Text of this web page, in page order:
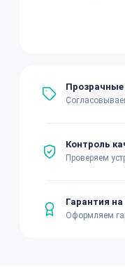
Контроль
Проверяем
Гарантия
Оформляем